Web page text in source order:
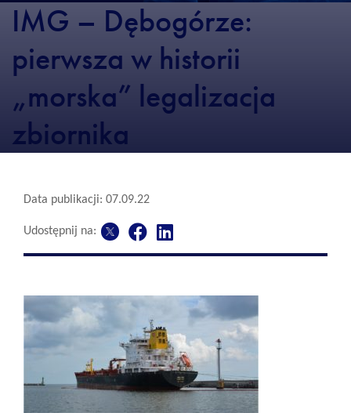
IMG – Dębogórze:
pierwsza w historii
„morska” legalizacja
zbiornika
Data publikacji: 07.09.22
Udostępnij na: